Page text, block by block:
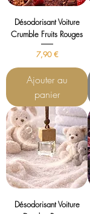
Désodorisant Voiture
Crumble Fruits Rouges
Prix
7,90 €
Ajouter au
panier
Désodorisant Voiture